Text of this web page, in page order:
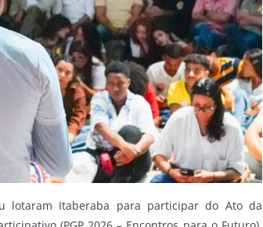
lotaram Itaberaba para participar do Ato da